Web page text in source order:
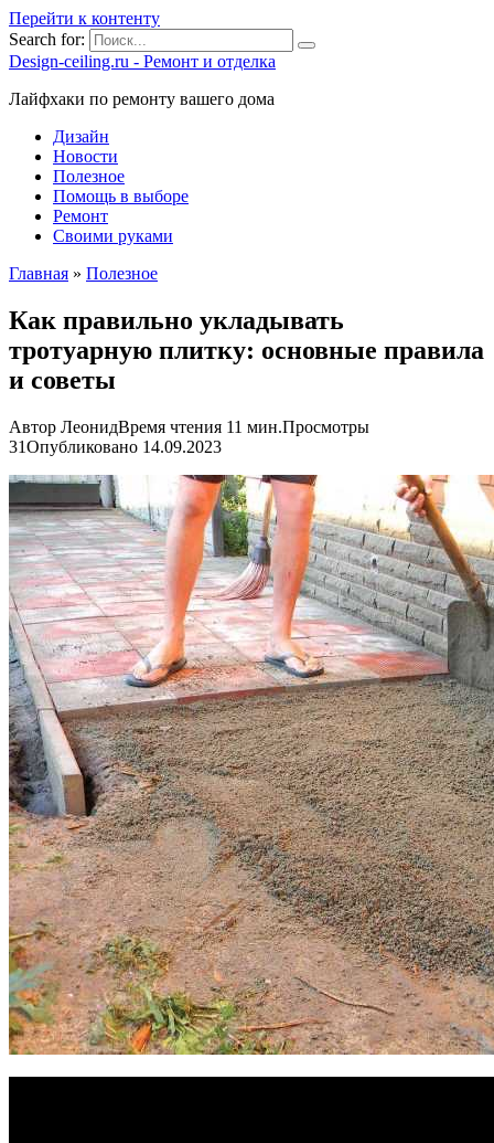
Перейти к контенту
Search for:
Design-ceiling.ru - Ремонт и отделка
Лайфхаки по ремонту вашего дома
Дизайн
Новости
Полезное
Помощь в выборе
Ремонт
Своими руками
Главная » Полезное
Как правильно укладывать
тротуарную плитку: основные правила
и советы
Автор ЛеонидВремя чтения 11 мин.Просмотры
31Опубликовано 14.09.2023